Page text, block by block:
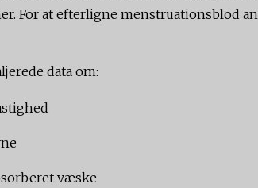
For at efterligne menstruationsblod
data om:
væske